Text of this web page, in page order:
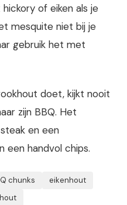
of eiken als je
mesquite niet bij je
gebruik het met
doet, kijkt nooit
zijn BBQ. Het
en een
een handvol chips.
chunks
eikenhout